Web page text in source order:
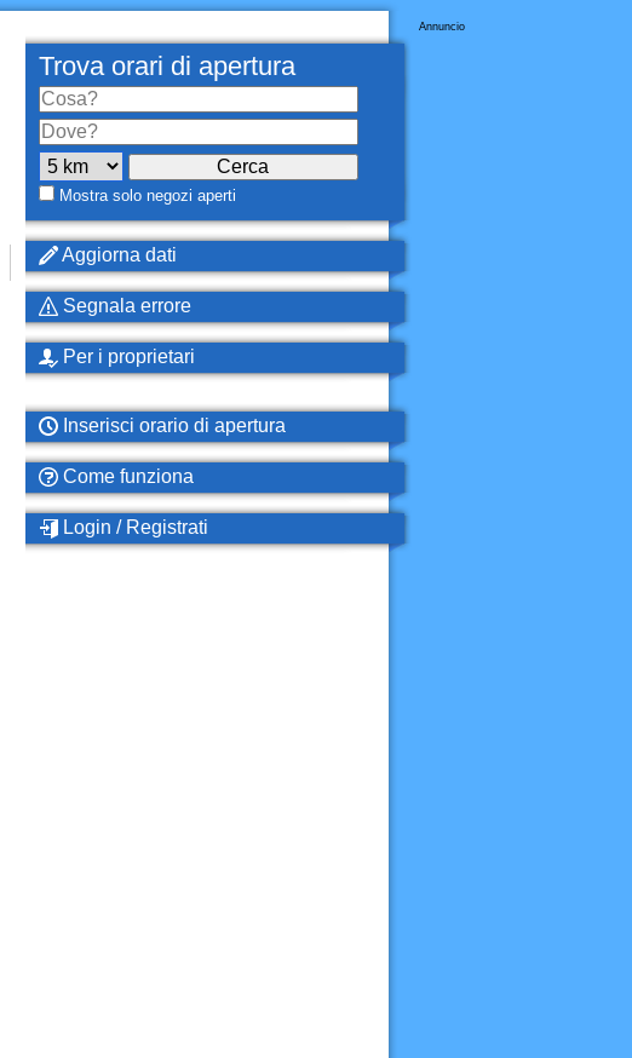
Annuncio
Trova orari di apertura
Mostra solo negozi aperti
Aggiorna dati
Segnala errore
Per i proprietari
Inserisci orario di apertura
Come funziona
Login / Registrati